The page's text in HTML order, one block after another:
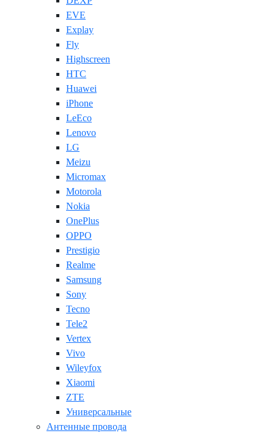
EVE
Explay
Fly
Highscreen
HTC
Huawei
iPhone
LeEco
Lenovo
LG
Meizu
Micromax
Motorola
Nokia
OnePlus
OPPO
Prestigio
Realme
Samsung
Sony
Tecno
Tele2
Vertex
Vivo
Wileyfox
Xiaomi
ZTE
Универсальные
Антенные провода